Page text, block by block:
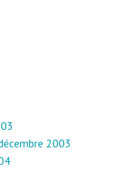
2003